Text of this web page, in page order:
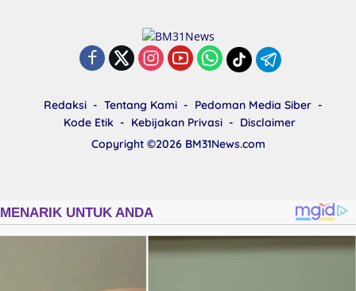
Redaksi Tentang Kami
Pedoman Media Siber
Kode Etik
Kebijakan Privasi
Disclaimer
Copyright ©2026 BM31News.com